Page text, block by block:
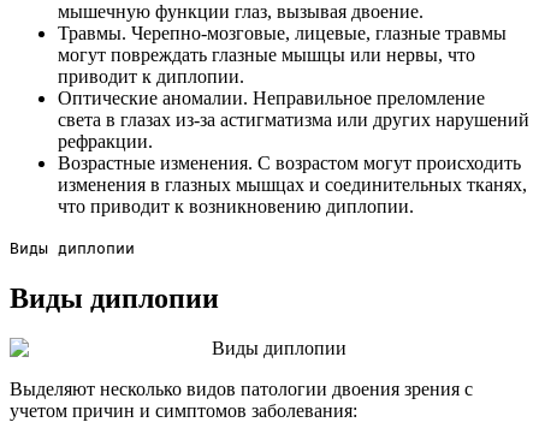
мышечную функции глаз, вызывая двоение.
Травмы. Черепно-мозговые, лицевые, глазные травмы
могут повреждать глазные мышцы или нервы, что
приводит к диплопии.
Оптические аномалии. Неправильное преломление
света в глазах из-за астигматизма или других нарушений
рефракции.
Возрастные изменения. С возрастом могут происходить
изменения в глазных мышцах и соединительных тканях,
что приводит к возникновению диплопии.
Виды диплопии
Виды диплопии
Выделяют несколько видов патологии двоения зрения с
учетом причин и симптомов заболевания: